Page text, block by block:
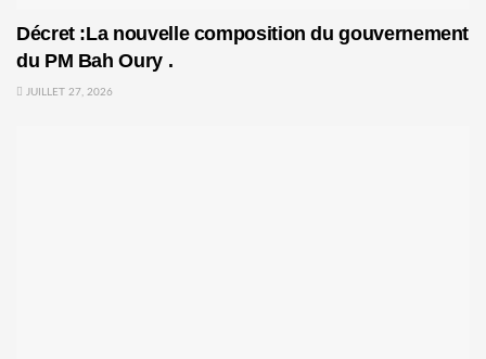
Décret :La nouvelle composition du gouvernement
du PM Bah Oury .
JUILLET 27, 2026